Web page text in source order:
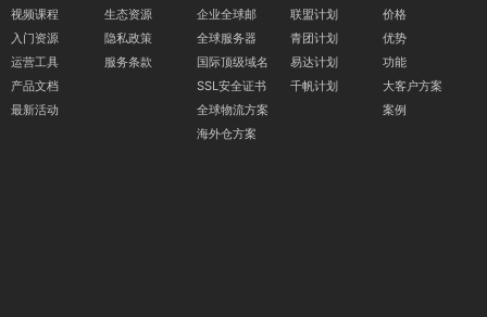
视频课程
入门资源
运营工具
产品文档
最新活动
生态资源
隐私政策
服务条款
企业全球邮
全球服务器
国际顶级域名
SSL安全证书
全球物流方案
海外仓方案
联盟计划
青团计划
易达计划
千帆计划
价格
优势
功能
大客户方案
案例